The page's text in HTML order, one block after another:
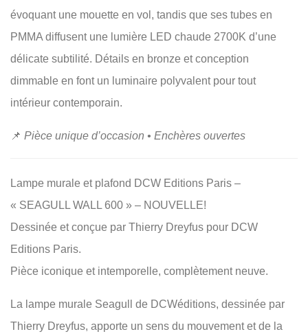
évoquant une mouette en vol, tandis que ses tubes en
PMMA diffusent une lumière LED chaude 2700K d’une
délicate subtilité. Détails en bronze et conception
dimmable en font un luminaire polyvalent pour tout
intérieur contemporain.
📌 Pièce unique d’occasion • Enchères ouvertes
Lampe murale et plafond DCW Editions Paris –
« SEAGULL WALL 600 » – NOUVELLE!
Dessinée et conçue par Thierry Dreyfus pour DCW
Editions Paris.
Pièce iconique et intemporelle, complètement neuve.
La lampe murale Seagull de DCWéditions, dessinée par
Thierry Dreyfus, apporte un sens du mouvement et de la